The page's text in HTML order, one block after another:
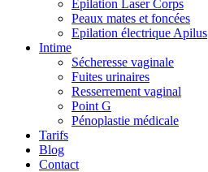
Épilation Laser Corps
Peaux mates et foncées
Epilation électrique Apilus
Intime
Sécheresse vaginale
Fuites urinaires
Resserrement vaginal
Point G
Pénoplastie médicale
Tarifs
Blog
Contact